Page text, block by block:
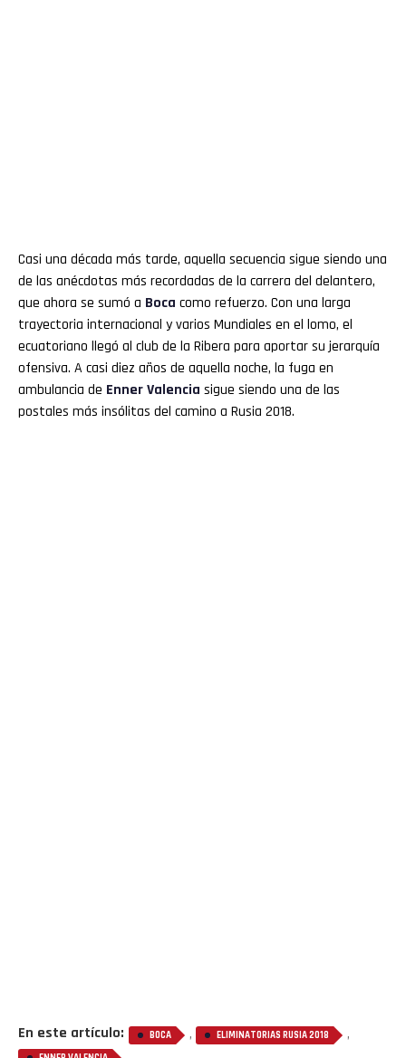
Casi una década más tarde, aquella secuencia sigue siendo una
de las anécdotas más recordadas de la carrera del delantero,
que ahora se sumó a Boca como refuerzo. Con una larga
trayectoria internacional y varios Mundiales en el lomo, el
ecuatoriano llegó al club de la Ribera para aportar su jerarquía
ofensiva. A casi diez años de aquella noche, la fuga en
ambulancia de EnnerValencia sigue siendo una de las
postales más insólitas del camino a Rusia 2018.
En este artículo: BOCA , ELIMINATORIAS RUSIA 2018 ,